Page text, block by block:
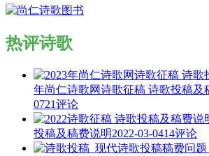
热评诗歌
年尚仁诗歌网诗歌征稿 诗歌投稿及
0721评论
投稿及稿费说明2022-03-0414评论